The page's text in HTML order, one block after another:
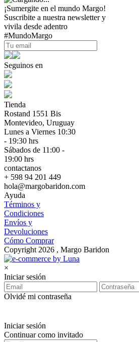
¡Sumergite en el mundo Margo!
Suscribite a nuestra newsletter y
vivila desde adentro
#MundoMargo
Seguinos en
Tienda
Rostand 1551 Bis
Montevideo, Uruguay
Lunes a Viernes 10:30
- 19:30 hrs
Sábados de 11:00 -
19:00 hrs
contactanos
+ 598 94 201 449
hola@margobaridon.com
Ayuda
Términos y
Condiciones
Envíos y
Devoluciones
Cómo Comprar
Copyright 2026 , Margo Baridon
×
Iniciar sesión
Olvidé mi contraseña
Iniciar sesión
Continuar como invitado